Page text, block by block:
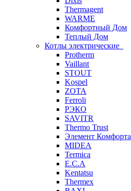
Thermagent
WARME
Комфортный Дом
Теплый Дом
Котлы электрические
Protherm
Vaillant
STOUT
Kospel
ZOTA
Ferroli
РЭКО
SAVITR
Thermo Trust
Элемент Комфорта
MIDEA
Termica
E.C.A
Kentatsu
Thermex